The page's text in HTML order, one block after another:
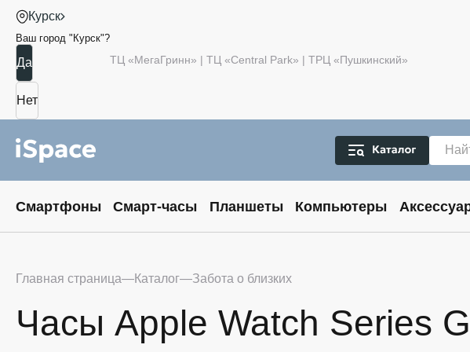
Курск
Ваш город " Курск"?
ТЦ «МегаГринн» | ТЦ «Central Park» | ТРЦ «Пушкинский»
Смартфоны Смарт-часы Планшеты Компьютеры
Главная страница Каталог Забота о близких
Часы Apple Watch Series